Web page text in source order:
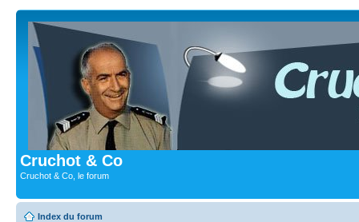
Cruchot & Co
Cruchot & Co, le forum
Index du forum